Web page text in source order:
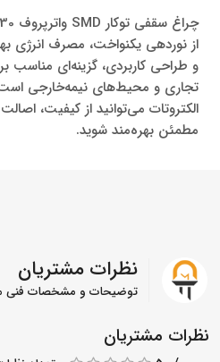
از نوردهی یکنواخت، مصرف انرژی
و طراحی کاربردی، گزینه‌ای مناسب
تجاری و محیط‌های نیمه‌خارجی
الکتروتات می‌توانید از کیفیت،
مطمئن بهره‌مند شوید.
نظرات مشتریان
توضیحات و مشخصات
نظرات مشتریان